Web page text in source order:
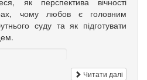
чому любов є головним
суду та як підготувати
Читати далі